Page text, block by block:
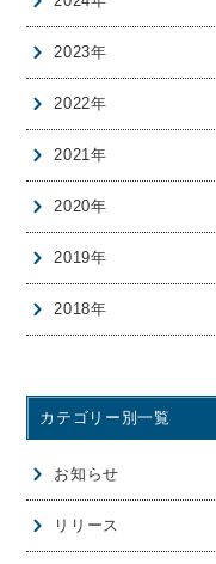
2023年
2022年
2021年
2020年
2019年
2018年
カテゴリー別一覧
お知らせ
リリース